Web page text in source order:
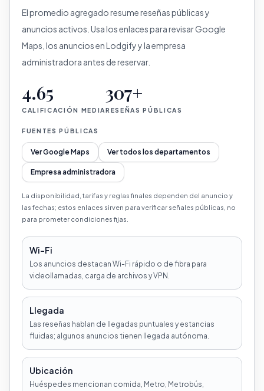
El promedio agregado resume reseñas públicas y
anuncios activos. Usa los enlaces para revisar Google
Maps, los anuncios en Lodgify y la empresa
administradora antes de reservar.
4.65
CALIFICACIÓN MEDIA
307+
RESEÑAS PÚBLICAS
FUENTES PÚBLICAS
Ver Google Maps Ver todos los departamentos
Empresa administradora
La disponibilidad, tarifas y reglas finales dependen del anuncio y
las fechas; estos enlaces sirven para verificar señales públicas, no
para prometer condiciones fijas.
Wi-Fi
Los anuncios destacan Wi-Fi rápido o de fibra para
videollamadas, carga de archivos y VPN.
Llegada
Las reseñas hablan de llegadas puntuales y estancias
fluidas; algunos anuncios tienen llegada autónoma.
Ubicación
Huéspedes mencionan comida, Metro, Metrobús,